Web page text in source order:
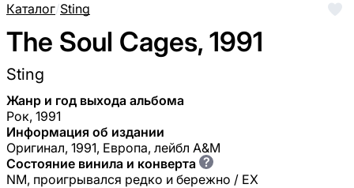
Каталог/Sting
The Soul Cages, 1991
Sting
Жанр и год выхода альбома
Рок, 1991
Информация об издании
Оригинал, 1991, Европа, лейбл A&M
Состояние винила и конверта ?
NM, проигрывался редко и бережно / EX